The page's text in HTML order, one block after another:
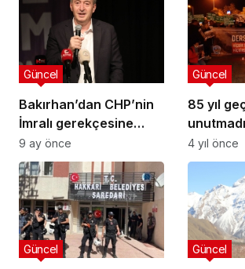
Bakırhan’dan CHP’nin
İmralı gerekçesine
tepki: Kürt meselesi
SEGBİS’e indirgenemez
Güncel
9 ay önce
85 yıl
Güncel
4 yıl önce
Güncel Güncel